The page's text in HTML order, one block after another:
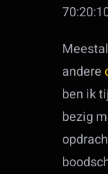
andere
ben ik
bezig